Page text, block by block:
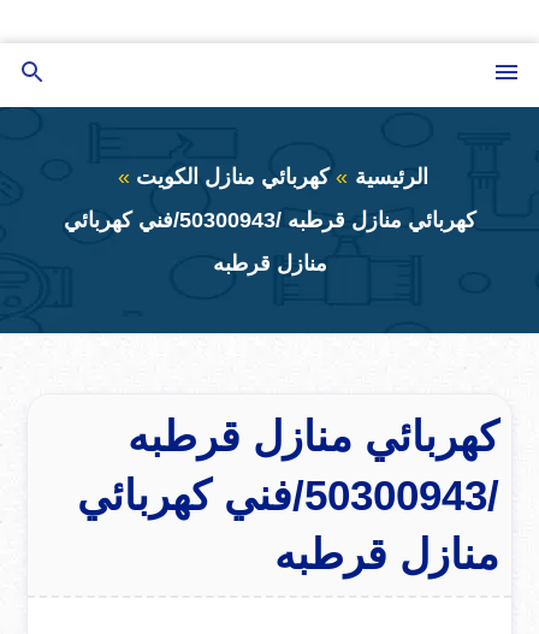
إلى
المحتوى
الرئيسية
كهربائي منازل الكويت
كهربائي منازل قرطبه /50300943/فني كهربائي
منازل قرطبه
كهربائي منازل قرطبه
/50300943/فني كهربائي
منازل قرطبه